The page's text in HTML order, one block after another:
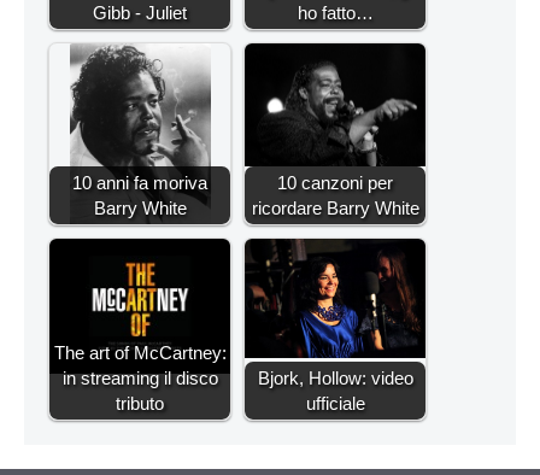
Gibb - Juliet
ho fatto…
10 anni fa moriva
Barry White
10 canzoni per
ricordare Barry White
The art of McCartney:
in streaming il disco
tributo
Bjork, Hollow: video
ufficiale